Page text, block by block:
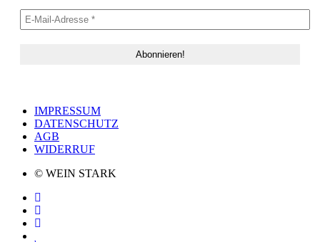
IMPRESSUM
DATENSCHUTZ
AGB
WIDERRUF
© WEIN STARK